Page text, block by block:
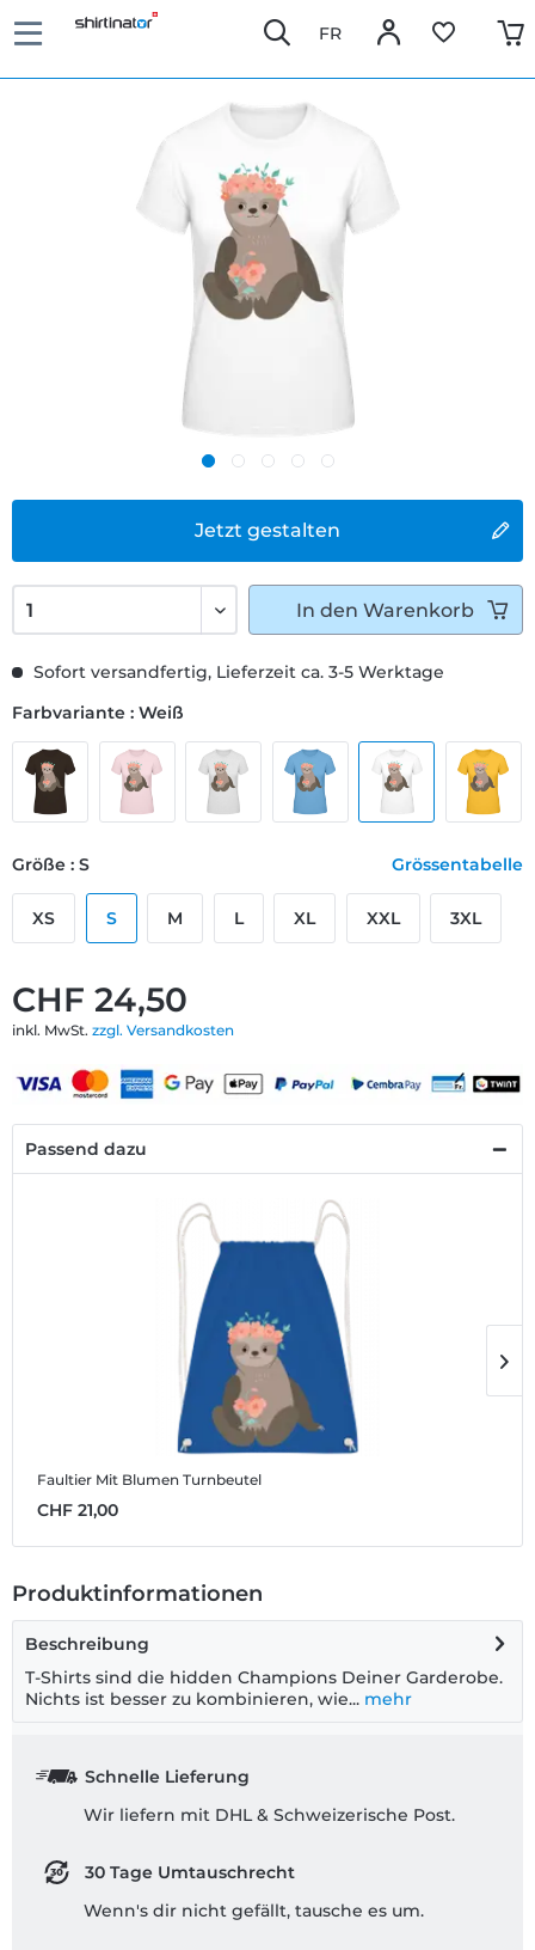
FR
Jetzt gestalten
CHF 24,50
inkl. MwSt. zzgl. Versandkosten
Sofort versandfertig, Lieferzeit ca. 3-5 Werktage
Farbvariante : Weiß
Größe : S Grössentabelle
XS S M L XL XXL 3XL
In den Warenkorb
Passend dazu
Faultier Mit Blumen Turnbeutel
CHF 21,00
Produktinformationen
Beschreibung
T-Shirts sind die hidden Champions Deiner Garderobe.
Nichts ist besser zu kombinieren, wie... mehr
Schnelle Lieferung
Wir liefern mit DHL & Schweizerische Post.
30 Tage Umtauschrecht
Wenn's dir nicht gefällt, tausche es um.